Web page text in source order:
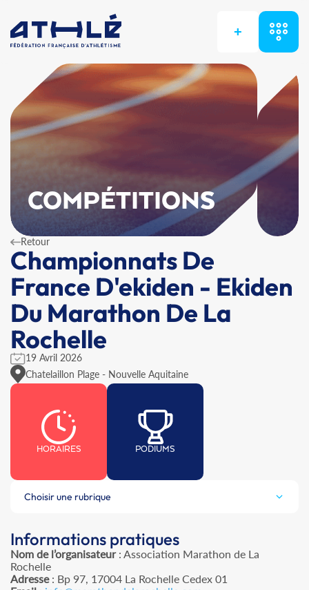
+
COMPÉTITIONS
Retour
Championnats De
France D'ekiden - Ekiden
Du Marathon De La
Rochelle
19 Avril 2026
Chatelaillon Plage - Nouvelle Aquitaine
HORAIRES PODIUMS
Choisir une rubrique
Informations pratiques
Nom de l’organisateur: Association Marathon de La
Rochelle
Adresse: Bp 97, 17004 La Rochelle Cedex 01